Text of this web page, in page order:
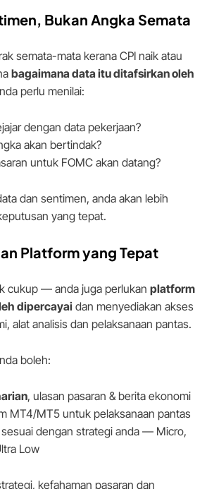
Bukan Angka Semata
semata-mata kerana CPI naik atau
bagaimana data itu ditafsirkan oleh
perlu menilai:
dengan data pekerjaan?
akan bertindak?
untuk FOMC akan datang?
dan sentimen, anda akan lebih
yang tepat.
Platform yang Tepat
cukup — anda juga perlukan platform
dipercayai dan menyediakan akses
alat analisis dan pelaksanaan pantas.
boleh:
, ulasan pasaran & berita ekonomi
MT4/MT5 untuk pelaksanaan pantas
sesuai dengan strategi anda — Micro,
Low
kefahaman pasaran dan